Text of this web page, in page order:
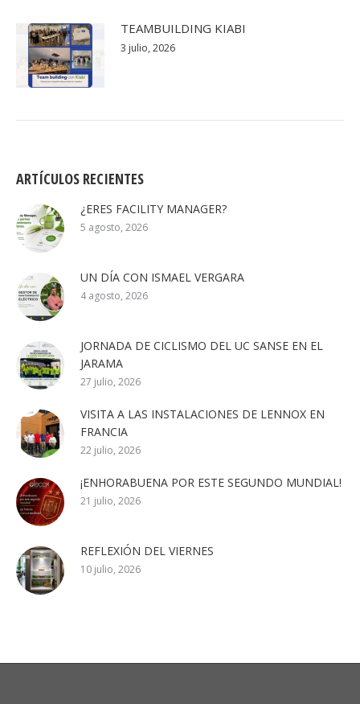
TEAMBUILDING KIABI
3 julio, 2026
ARTÍCULOS RECIENTES
¿ERES FACILITY MANAGER?
5 agosto, 2026
UN DÍA CON ISMAEL VERGARA
4 agosto, 2026
JORNADA DE CICLISMO DEL UC SANSE EN EL
JARAMA
27 julio, 2026
VISITA A LAS INSTALACIONES DE LENNOX EN
FRANCIA
22 julio, 2026
¡ENHORABUENA POR ESTE SEGUNDO MUNDIAL!
21 julio, 2026
REFLEXIÓN DEL VIERNES
10 julio, 2026